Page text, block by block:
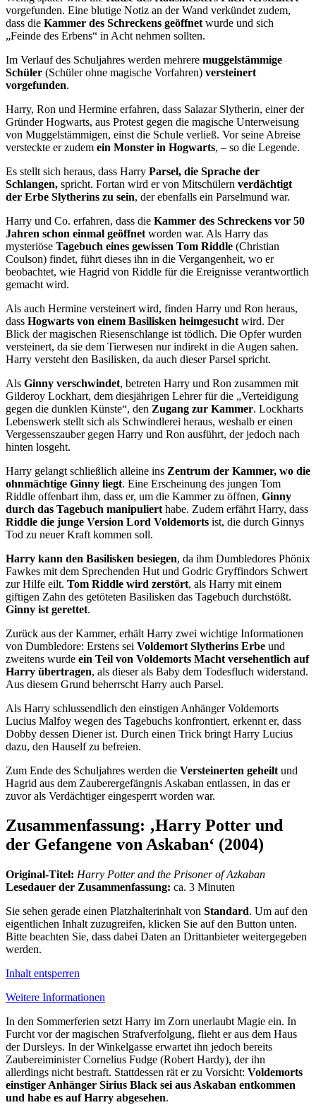
vorgefunden. Eine blutige Notiz an der Wand verkündet zudem,
dass die Kammer des Schreckens geöffnet wurde und sich
„Feinde des Erbens“ in Acht nehmen sollten.
Im Verlauf des Schuljahres werden mehrere muggelstämmige
Schüler (Schüler ohne magische Vorfahren) versteinert
vorgefunden.
Harry, Ron und Hermine erfahren, dass Salazar Slytherin, einer der
Gründer Hogwarts, aus Protest gegen die magische Unterweisung
von Muggelstämmigen, einst die Schule verließ. Vor seine Abreise
versteckte er zudem ein Monster in Hogwarts, – so die Legende.
Es stellt sich heraus, dass Harry Parsel, die Sprache der
Schlangen, spricht. Fortan wird er von Mitschülern verdächtigt
der Erbe Slytherins zu sein, der ebenfalls ein Parselmund war.
Harry und Co. erfahren, dass die Kammer des Schreckens vor 50
Jahren schon einmal geöffnet worden war. Als Harry das
mysteriöse Tagebuch eines gewissen Tom Riddle (Christian
Coulson) findet, führt dieses ihn in die Vergangenheit, wo er
beobachtet, wie Hagrid von Riddle für die Ereignisse verantwortlich
gemacht wird.
Als auch Hermine versteinert wird, finden Harry und Ron heraus,
dass Hogwarts von einem Basilisken heimgesucht wird. Der
Blick der magischen Riesenschlange ist tödlich. Die Opfer wurden
versteinert, da sie dem Tierwesen nur indirekt in die Augen sahen.
Harry versteht den Basilisken, da auch dieser Parsel spricht.
Als Ginny verschwindet, betreten Harry und Ron zusammen mit
Gilderoy Lockhart, dem diesjährigen Lehrer für die „Verteidigung
gegen die dunklen Künste“, den Zugang zur Kammer. Lockharts
Lebenswerk stellt sich als Schwindlerei heraus, weshalb er einen
Vergessenszauber gegen Harry und Ron ausführt, der jedoch nach
hinten losgeht.
Harry gelangt schließlich alleine ins Zentrum der Kammer, wo die
ohnmächtige Ginny liegt. Eine Erscheinung des jungen Tom
Riddle offenbart ihm, dass er, um die Kammer zu öffnen, Ginny
durch das Tagebuch manipuliert habe. Zudem erfährt Harry, dass
Riddle die junge Version Lord Voldemorts ist, die durch Ginnys
Tod zu neuer Kraft kommen soll.
Harry kann den Basilisken besiegen, da ihm Dumbledores Phönix
Fawkes mit dem Sprechenden Hut und Godric Gryffindors Schwert
zur Hilfe eilt. Tom Riddle wird zerstört, als Harry mit einem
giftigen Zahn des getöteten Basilisken das Tagebuch durchstößt.
Ginny ist gerettet.
Zurück aus der Kammer, erhält Harry zwei wichtige Informationen
von Dumbledore: Erstens sei Voldemort Slytherins Erbe und
zweitens wurde ein Teil von Voldemorts Macht versehentlich auf
Harry übertragen, als dieser als Baby dem Todesfluch widerstand.
Aus diesem Grund beherrscht Harry auch Parsel.
Als Harry schlussendlich den einstigen Anhänger Voldemorts
Lucius Malfoy wegen des Tagebuchs konfrontiert, erkennt er, dass
Dobby dessen Diener ist. Durch einen Trick bringt Harry Lucius
dazu, den Hauself zu befreien.
Zum Ende des Schuljahres werden die Versteinerten geheilt und
Hagrid aus dem Zauberergefängnis Askaban entlassen, in das er
zuvor als Verdächtiger eingesperrt worden war.
Zusammenfassung: ‚Harry Potter und
der Gefangene von Askaban‘ (2004)
Original-Titel: Harry Potter and the Prisoner of Azkaban
Lesedauer der Zusammenfassung: ca. 3 Minuten
Sie sehen gerade einen Platzhalterinhalt von Standard. Um auf den
eigentlichen Inhalt zuzugreifen, klicken Sie auf den Button unten.
Bitte beachten Sie, dass dabei Daten an Drittanbieter weitergegeben
werden.
Inhalt entsperren
Weitere Informationen
In den Sommerferien setzt Harry im Zorn unerlaubt Magie ein. In
Furcht vor der magischen Strafverfolgung, flieht er aus dem Haus
der Dursleys. In der Winkelgasse erwartet ihn jedoch bereits
Zaubereiminister Cornelius Fudge (Robert Hardy), der ihn
allerdings nicht bestraft. Stattdessen rät er zu Vorsicht: Voldemorts
einstiger Anhänger Sirius Black sei aus Askaban entkommen
und habe es auf Harry abgesehen.